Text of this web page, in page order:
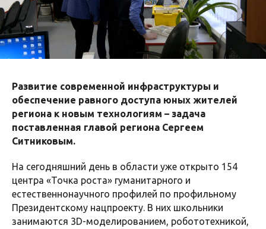
Развитие современной инфраструктуры и
обеспечение равного доступа юных жителей
региона к новым технологиям – задача
поставленная главой региона Сергеем
Ситниковым.
На сегодняшний день в области уже открыто 154
центра «Точка роста» гуманитарного и
естественнонаучного профилей по профильному
Президентскому нацпроекту. В них школьники
занимаются 3D-моделированием, робототехникой,